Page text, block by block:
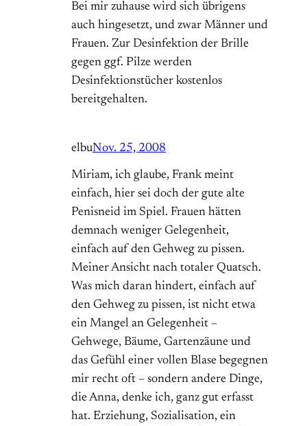
Bei mir zuhause wird sich übrigens
auch hingesetzt, und zwar Männer und
Frauen. Zur Desinfektion der Brille
gegen ggf. Pilze werden
Desinfektionstücher kostenlos
bereitgehalten.
elbuNov. 25, 2008
Miriam, ich glaube, Frank meint
einfach, hier sei doch der gute alte
Penisneid im Spiel. Frauen hätten
demnach weniger Gelegenheit,
einfach auf den Gehweg zu pissen.
Meiner Ansicht nach totaler Quatsch.
Was mich daran hindert, einfach auf
den Gehweg zu pissen, ist nicht etwa
ein Mangel an Gelegenheit –
Gehwege, Bäume, Gartenzäune und
das Gefühl einer vollen Blase begegnen
mir recht oft – sondern andere Dinge,
die Anna, denke ich, ganz gut erfasst
hat. Erziehung, Sozialisation, ein